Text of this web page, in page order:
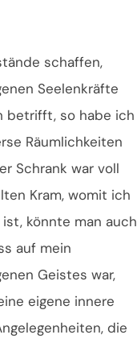
schaffen,
Seelenkräfte
betrifft, so habe ich
Räumlichkeiten
Schrank war voll
Kram, womit ich
könnte man auch
auf mein
Geistes war,
eigene innere
die